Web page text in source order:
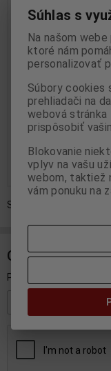
1:2 AGV HELMET
SPECIAL Numbered1
GP BARCELONA
Výrobca:MINICHAMPS
Katalógové číslo: MC-
328080086
Skladom: 1 ks
200 EUR
Pridať do
Strana
ODBER
Prihláste sa k odberu
Súhlas s
Na našom
ktoré nám
personalizovať
Súbory cookies
prehliadači na
webová stránka
prispôsobiť
Blokovanie
vplyv na vašu
webom, taktiež
vám ponuku na